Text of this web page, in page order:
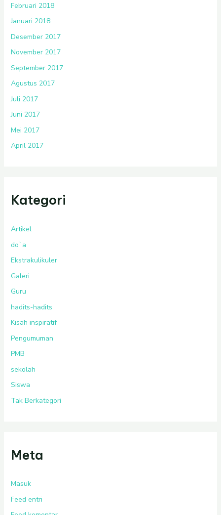
Februari 2018
Januari 2018
Desember 2017
November 2017
September 2017
Agustus 2017
Juli 2017
Juni 2017
Mei 2017
April 2017
Kategori
Artikel
do`a
Ekstrakulikuler
Galeri
Guru
hadits-hadits
Kisah inspiratif
Pengumuman
PMB
sekolah
Siswa
Tak Berkategori
Meta
Masuk
Feed entri